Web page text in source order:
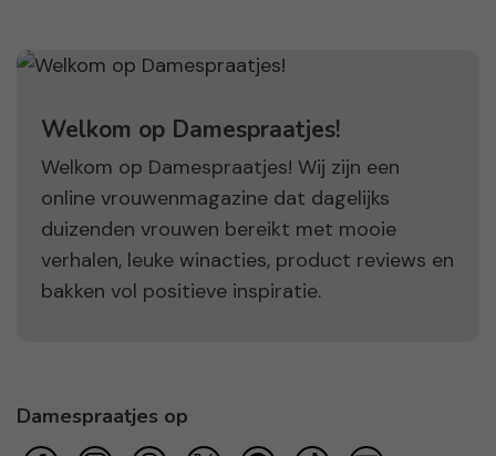
Welkom op Damespraatjes!
Welkom op Damespraatjes! Wij zijn een
online vrouwenmagazine dat dagelijks
duizenden vrouwen bereikt met mooie
verhalen, leuke winacties, product reviews en
bakken vol positieve inspiratie.
Damespraatjes op